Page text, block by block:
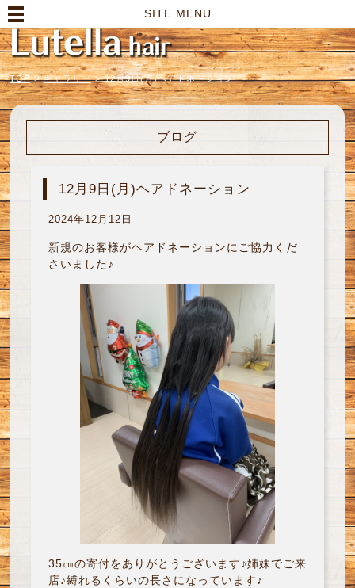
SITE MENU
TOP > ギャラリー > 12月9日(月)ヘアドネーション
ブログ
12月9日(月)ヘアドネーション
2024年12月12日
新規のお客様がヘアドネーションにご協力くだ
さいました♪
35㎝の寄付をありがとうございます♪姉妹でご来
店♪縛れるくらいの長さになっています♪